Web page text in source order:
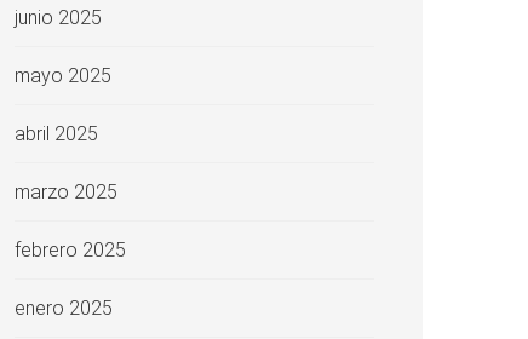
junio 2025
mayo 2025
abril 2025
marzo 2025
febrero 2025
enero 2025